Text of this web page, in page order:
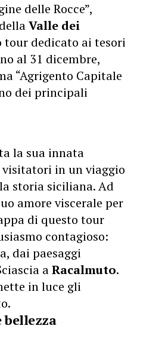
delle Rocce”,
dellaValle dei
tour dedicato ai tesori
al 31 dicembre,
“Agrigento Capitale
dei principali
la sua innata
visitatori in un viaggio
storia siciliana. Ad
amore viscerale per
di questo tour
contagioso:
dai paesaggi
aRacalmuto.
in luce gli